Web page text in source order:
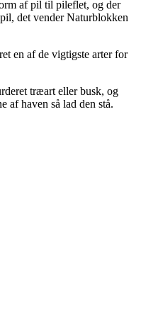
af pil til pileflet, og der
det vender Naturblokken
en af de vigtigste arter for
træart eller busk, og
af haven så lad den stå.